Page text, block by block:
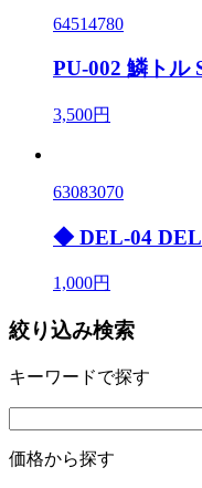
64514780
PU-002 鱗トル
3,500円
63083070
◆ DEL-04
1,000円
絞り込み検索
キーワードで探す
価格から探す